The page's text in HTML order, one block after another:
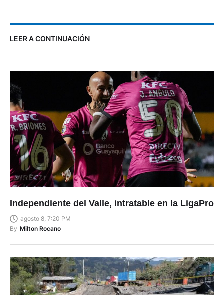
LEER A CONTINUACIÓN
Independiente del Valle, intratable en la LigaPro
agosto 8, 7:20 PM
By Milton Rocano